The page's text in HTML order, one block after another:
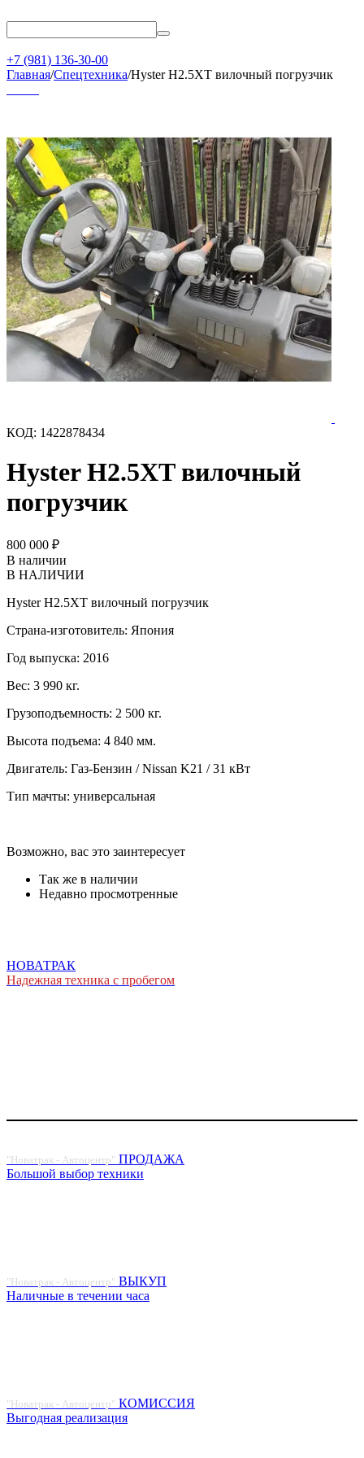
+7 (981) 136-30-00
Главная/Спецтехника/Hyster H2.5XT вилочный погрузчик
КОД: 1422878434
Hyster H2.5XT вилочный
погрузчик
800 000 ₽
В наличии
В НАЛИЧИИ
Hyster H2.5XT вилочный погрузчик
Страна-изготовитель: Япония
Год выпуска: 2016
Вес: 3 990 кг.
Грузоподъемность: 2 500 кг.
Высота подъема: 4 840 мм.
Двигатель: Газ-Бензин / Nissan K21 / 31 кВт
Тип мачты: универсальная
Возможно, вас это заинтересует
Так же в наличии
Недавно просмотренные
НОВАТРАК
Надежная техника с пробегом
"Новатрак - Автоцентр" ПРОДАЖА
Большой выбор техники
"Новатрак - Автоцентр" ВЫКУП
Наличные в течении часа
"Новатрак - Автоцентр" КОМИССИЯ
Выгодная реализация